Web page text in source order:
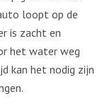
loopt op de
is zacht en
het water weg
kan het nodig zijn